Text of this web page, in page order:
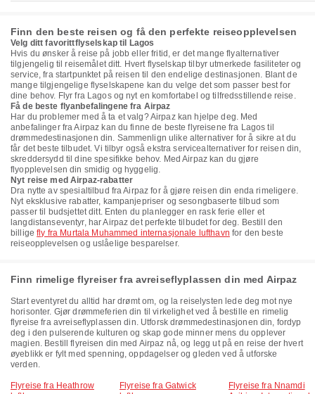
Finn den beste reisen og få den perfekte reiseopplevelsen
Velg ditt favorittflyselskap til Lagos
Hvis du ønsker å reise på jobb eller fritid, er det mange flyalternativer
tilgjengelig til reisemålet ditt. Hvert flyselskap tilbyr utmerkede fasiliteter og
service, fra startpunktet på reisen til den endelige destinasjonen. Blant de
mange tilgjengelige flyselskapene kan du velge det som passer best for
dine behov. Flyr fra Lagos og nyt en komfortabel og tilfredsstillende reise.
Få de beste flyanbefalingene fra Airpaz
Har du problemer med å ta et valg? Airpaz kan hjelpe deg. Med
anbefalinger fra Airpaz kan du finne de beste flyreisene fra Lagos til
drømmedestinasjonen din. Sammenlign ulike alternativer for å sikre at du
får det beste tilbudet. Vi tilbyr også ekstra servicealternativer for reisen din,
skreddersydd til dine spesifikke behov. Med Airpaz kan du gjøre
flyopplevelsen din smidig og hyggelig.
Nyt reise med Airpaz-rabatter
Dra nytte av spesialtilbud fra Airpaz for å gjøre reisen din enda rimeligere.
Nyt eksklusive rabatter, kampanjepriser og sesongbaserte tilbud som
passer til budsjettet ditt. Enten du planlegger en rask ferie eller et
langdistanseventyr, har Airpaz det perfekte tilbudet for deg. Bestill den
billigefly fra Murtala Muhammed internasjonale lufthavn for den beste
reiseopplevelsen og uslåelige besparelser.
Finn rimelige flyreiser fra avreiseflyplassen din med Airpaz
Start eventyret du alltid har drømt om, og la reiselysten lede deg mot nye
horisonter. Gjør drømmeferien din til virkelighet ved å bestille en rimelig
flyreise fra avreiseflyplassen din. Utforsk drømmedestinasjonen din, fordyp
deg i den pulserende kulturen og skap gode minner mens du opplever
magien. Bestill flyreisen din med Airpaz nå, og legg ut på en reise der hvert
øyeblikk er fylt med spenning, oppdagelser og gleden ved å utforske
verden.
Flyreise fra Heathrow
Flyreise fra Gatwick
Flyreise fra Nnamdi